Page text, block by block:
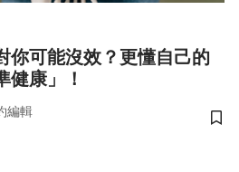
你可能沒效？更懂自己的
健康」！
編輯
儲